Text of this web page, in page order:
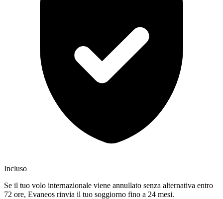
Incluso
Se il tuo volo internazionale viene annullato senza alternativa entro
72 ore, Evaneos rinvia il tuo soggiorno fino a 24 mesi.